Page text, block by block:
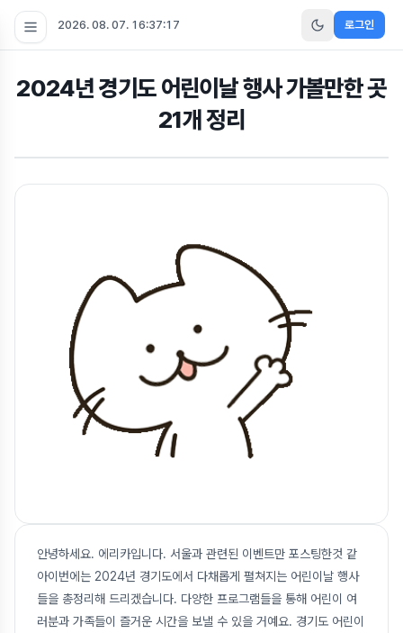
2026. 08. 07. 16:37:18 로그인
2024년 경기도 어린이날 행사 가볼만한 곳
21개 정리
안녕하세요. 에리카입니다. 서울과 관련된 이벤트만 포스팅한것 같
아이번에는 2024년 경기도에서 다채롭게 펼쳐지는 어린이날 행사
들을 총정리해 드리겠습니다. 다양한 프로그램들을 통해 어린이 여
러분과 가족들이 즐거운 시간을 보낼 수 있을 거예요. 경기도 어린이